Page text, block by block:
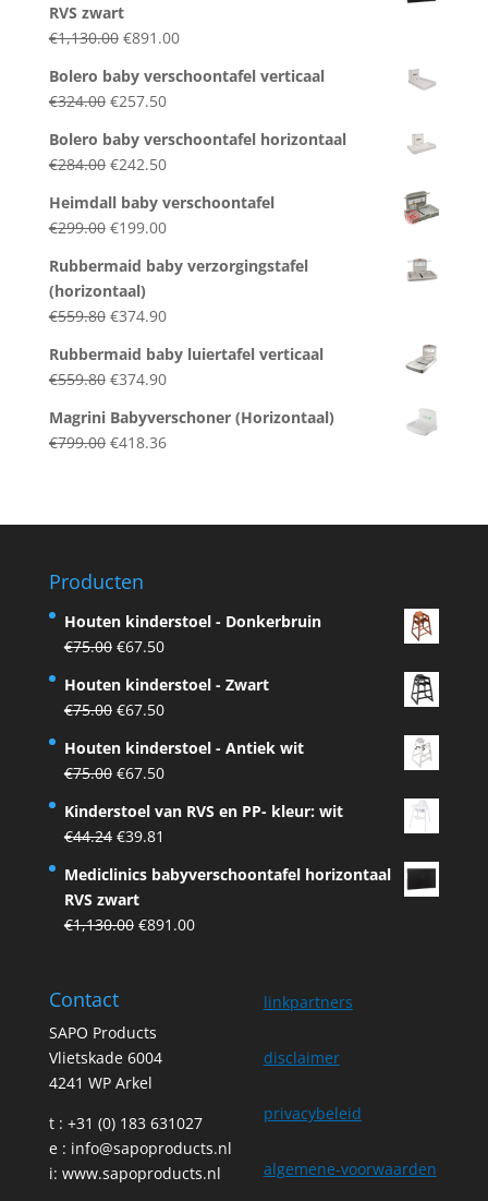
RVS zwart
€1,130.00 Original
was:
€1,130.00.
€891.00Current
is:
Bolero baby verschoontafel verticaal
€324.00 Original
was:
€324.00.
€257.50Current
is:
€257.50.
Bolero baby verschoontafel horizontaal
€284.00 Original
was:
€284.00.
€242.50Current
is:
€242.50.
Heimdall baby verschoontafel
€299.00 Original
was:
€299.00.
€199.00Current
is:
Rubbermaid baby verzorgingstafel
(horizontaal)
€559.80 Original
was:
€559.80.
€374.90Current
is:
€374.90.
Rubbermaid baby luiertafel verticaal
€559.80 Original
was:
€559.80.
€374.90Current
is:
€374.90.
Magrini Babyverschoner (Horizontaal)
€799.00 Original
€418.36Current
Producten
Houten kinderstoel - Donkerbruin
€75.00 Original
was:
€75.00.
€67.50Current
is:
€67.50.
Houten kinderstoel - Zwart
€75.00 Original
was:
€75.00.
€67.50Current
is:
€67.50.
Houten kinderstoel - Antiek wit
€75.00 Original
was:
€75.00.
€67.50Current
is:
Kinderstoel van RVS en PP- kleur: wit
€44.24 Original
was:
€44.24.
€39.81
is:
Mediclinics babyverschoontafel horizontaal
RVS zwart
€1,130.00 Original
€891.00Current
Contact
SAPO Products
Vlietskade 6004
4241 WP Arkel
t : +31 (0) 183 631027
e : info@sapoproducts.nl
i: www.sapoproducts.nl
linkpartners
disclaimer
privacybeleid
algemene-voorwaarden